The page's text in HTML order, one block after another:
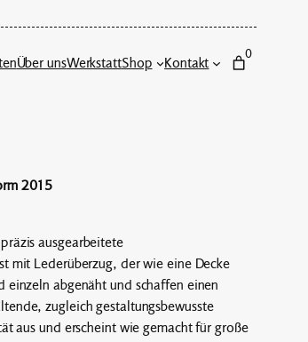
Über unsWerkstattShop Kontakt
0
2015
ausgearbeitete
mit Lederüberzug, der wie eine Decke
einzeln abgenäht und schaffen einen
zugleich gestaltungsbewusste
aus und erscheint wie gemacht für große